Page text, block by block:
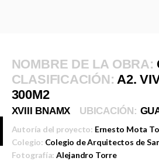
NOMBRE DE LA OBRA:
CLASIFICACIÓN:A2.
300M2
XVIII BNAMX UBICACIÓN:
Autoría del proyecto: Ernesto Mota
Colegio: Colegio de Arquitectos de
Fotografía:Alejandro Torre